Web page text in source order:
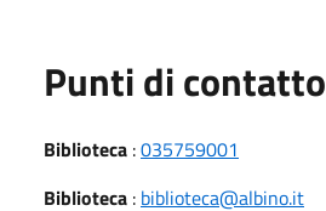
Punti di contatto
Biblioteca :035759001
Biblioteca : biblioteca@albino.it